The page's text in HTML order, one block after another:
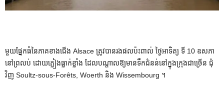
មួយផ្នែកធំនៃភាគខាងជើង Alsace ត្រូវបានរងផលប៉ះពាល់ ថ្ងៃអាទិត្យ ទី 10 ឧសភា
នៅព្រលប់ ដោយភ្លៀងធ្លាក់ខ្លាំង ដែលបណ្តាលឱ្យមានទឹកជំនន់នៅក្នុងក្រុងជាច្រើន ជុំ
វិញ Soultz-sous-Forêts, Woerth និង Wissembourg ។